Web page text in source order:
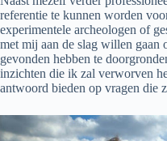
referentie te kunnen worden
experimentele archeologen of
met mij aan de slag willen gaan
gevonden hebben te
inzichten die ik zal verworven
antwoord bieden op vragen die